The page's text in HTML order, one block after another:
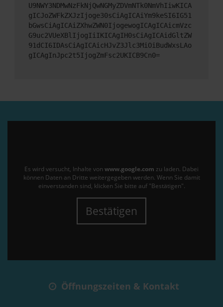
U9NWY3NDMwNzFkNjQwNGMyZDVmNTk0NmVhIiwKICA
gICJoZWFkZXJzIjoge30sCiAgICAiYm9keSI6IG51
bGwsCiAgICAiZXhwZWN0IjogewogICAgICAicmVzc
G9uc2VUeXBlIjogIiIKICAgIH0sCiAgICAidGltZW
91dCI6IDAsCiAgICAicHJvZ3Jlc3MiOiBudWxsLAo
gICAgInJpc2t5IjogZmFsc2UKICB9Cn0=
Es wird versucht, Inhalte von www.google.com zu laden. Dabei
können Daten an Dritte weitergegeben werden. Wenn Sie damit
einverstanden sind, klicken Sie bitte auf "Bestätigen".
Bestätigen
Öffnungszeiten & Kontakt